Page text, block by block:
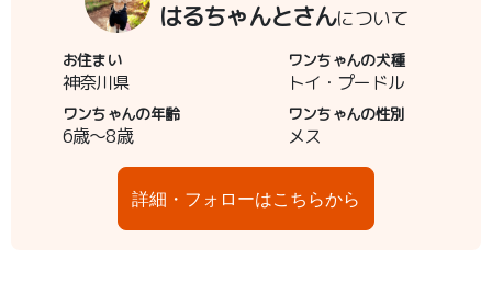
はるちゃんとさんについて
お住まい
神奈川県
ワンちゃんの犬種
トイ・プードル
ワンちゃんの年齢
6歳～8歳
ワンちゃんの性別
メス
詳細・フォローはこちらから